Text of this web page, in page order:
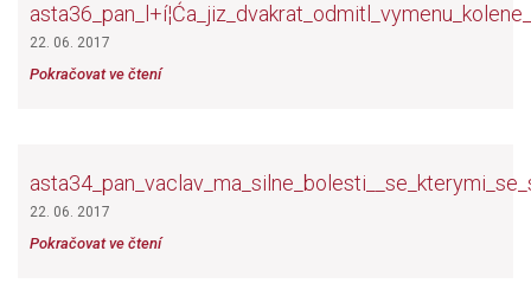
22. 06. 2017
Pokračovat ve čtení
22. 06. 2017
Pokračovat ve čtení